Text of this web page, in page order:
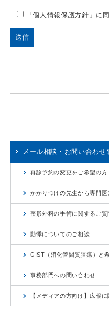
「個人情報保護方針」に
メール相談・お問い合わせ
再診予約の変更をご希望の方
かかりつけの先生から専門医
整形外科の手術に関するご質
動悸についてのご相談
GIST（消化管間質腫瘍）と
事務部門への問い合わせ
【メディアの方向け】広報